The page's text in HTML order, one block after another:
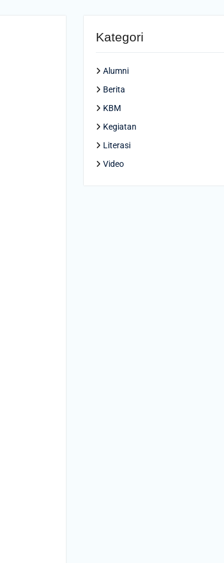
Kategori
Alumni
Berita
KBM
Kegiatan
Literasi
Video